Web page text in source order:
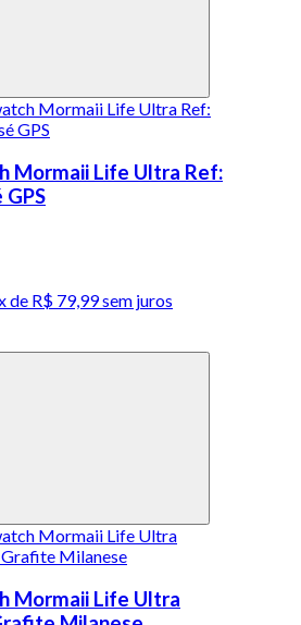
Mormaii Life Ultra Ref:
de R$ 79,99 sem juros
Mormaii Life Ultra